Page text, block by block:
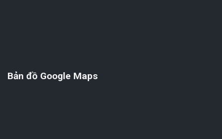
Bản đồ Google Maps